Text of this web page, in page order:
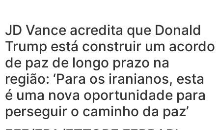
JD Vance acredita que Donald
Trump está construir um acordo
de paz de longo prazo na
região: ‘Para os iranianos, esta
é uma nova oportunidade para
perseguir o caminho da paz’